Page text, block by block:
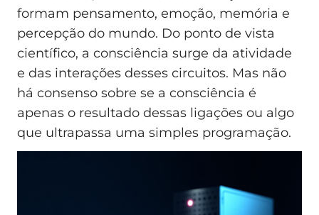
formam pensamento, emoção, memória e
percepção do mundo. Do ponto de vista
científico, a consciência surge da atividade
e das interações desses circuitos. Mas não
há consenso sobre se a consciência é
apenas o resultado dessas ligações ou algo
que ultrapassa uma simples programação.